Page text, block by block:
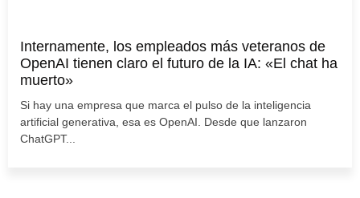
Internamente, los empleados más veteranos de
OpenAI tienen claro el futuro de la IA: «El chat ha
muerto»
Si hay una empresa que marca el pulso de la inteligencia
artificial generativa, esa es OpenAI. Desde que lanzaron
ChatGPT...